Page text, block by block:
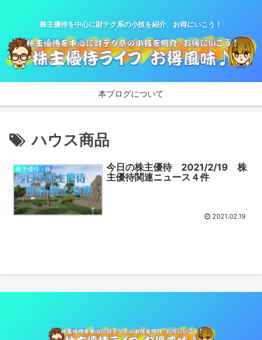
株主優待を中心に財テク系の小技を紹介、お得にいこう！
本ブログについて
ハウス商品
株主優待・株
今日の株主優待 2021/2/19 株
主優待関連ニュース４件
2021.02.19